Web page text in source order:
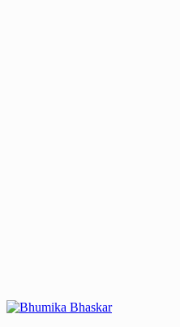
Primary